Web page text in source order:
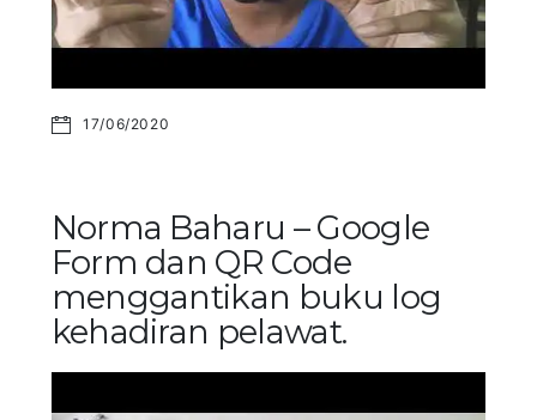
17/06/2020
Norma Baharu – Google
Form dan QR Code
menggantikan buku log
kehadiran pelawat.